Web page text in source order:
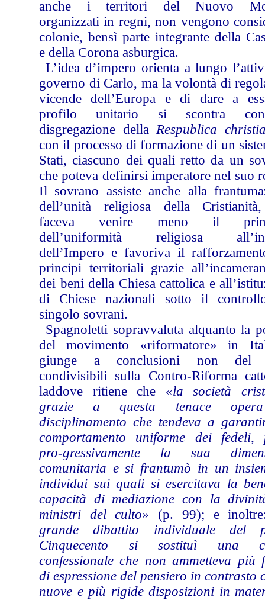
anche i territori del Nuovo
organizzati in regni, non vengono
colonie, bensì parte integrante della
e della Corona asburgica.
L’idea d’impero orienta a lungo
governo di Carlo, ma la volontà di
vicende dell’Europa e di dare a
profilo unitario si scontra
disgregazione della Respublica
con il processo di formazione di un
Stati, ciascuno dei quali retto da un
che poteva definirsi imperatore nel suo
Il sovrano assiste anche alla
dell’unità religiosa della
faceva venire meno il
dell’uniformità religiosa
dell’Impero e favoriva il
principi territoriali grazie
dei beni della Chiesa cattolica e
di Chiese nazionali sotto il
singolo sovrani.
Spagnoletti sopravvaluta alquanto la
del movimento «riformatore» in
giunge a conclusioni non del
condivisibili sulla Contro-Riforma
laddove ritiene che «la società
grazie a questa tenace
disciplinamento che tendeva a
comportamento uniforme dei fedeli,
pro-gressivamente la sua
comunitaria e si frantumò in un
individui sui quali si esercitava la
capacità di mediazione con la
ministri del culto» (p. 99); e
grande dibattito individuale del
Cinquecento si sostituì una
confessionale che non ammetteva più
di espressione del pensiero in contrasto
nuove e più rigide disposizioni in